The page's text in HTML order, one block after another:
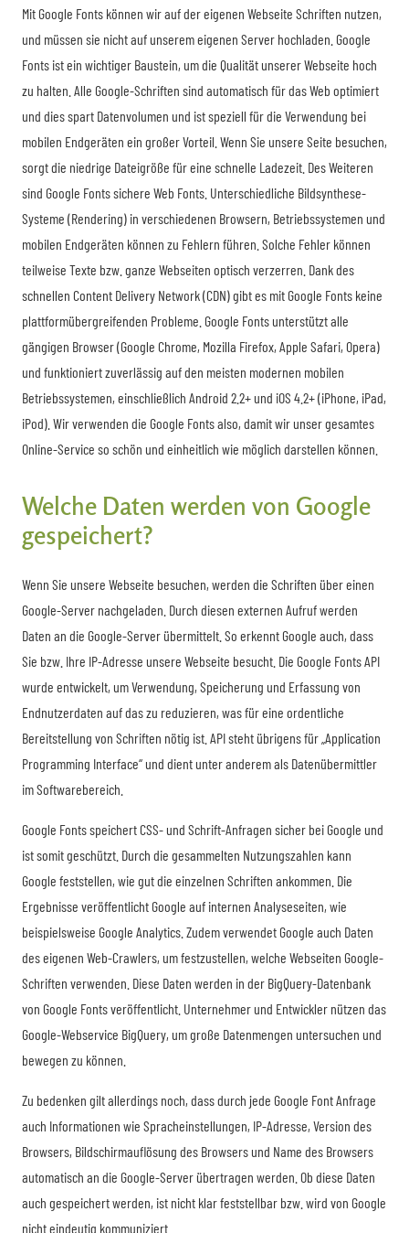
Mit Google Fonts können wir auf der eigenen Webseite Schriften nutzen,
und müssen sie nicht auf unserem eigenen Server hochladen. Google
Fonts ist ein wichtiger Baustein, um die Qualität unserer Webseite hoch
zu halten. Alle Google-Schriften sind automatisch für das Web optimiert
und dies spart Datenvolumen und ist speziell für die Verwendung bei
mobilen Endgeräten ein großer Vorteil. Wenn Sie unsere Seite besuchen,
sorgt die niedrige Dateigröße für eine schnelle Ladezeit. Des Weiteren
sind Google Fonts sichere Web Fonts. Unterschiedliche Bildsynthese-
Systeme (Rendering) in verschiedenen Browsern, Betriebssystemen und
mobilen Endgeräten können zu Fehlern führen. Solche Fehler können
teilweise Texte bzw. ganze Webseiten optisch verzerren. Dank des
schnellen Content Delivery Network (CDN) gibt es mit Google Fonts keine
plattformübergreifenden Probleme. Google Fonts unterstützt alle
gängigen Browser (Google Chrome, Mozilla Firefox, Apple Safari, Opera)
und funktioniert zuverlässig auf den meisten modernen mobilen
Betriebssystemen, einschließlich Android 2.2+ und iOS 4.2+ (iPhone, iPad,
iPod). Wir verwenden die Google Fonts also, damit wir unser gesamtes
Online-Service so schön und einheitlich wie möglich darstellen können.
Welche Daten werden von Google
gespeichert?
Wenn Sie unsere Webseite besuchen, werden die Schriften über einen
Google-Server nachgeladen. Durch diesen externen Aufruf werden
Daten an die Google-Server übermittelt. So erkennt Google auch, dass
Sie bzw. Ihre IP-Adresse unsere Webseite besucht. Die Google Fonts API
wurde entwickelt, um Verwendung, Speicherung und Erfassung von
Endnutzerdaten auf das zu reduzieren, was für eine ordentliche
Bereitstellung von Schriften nötig ist. API steht übrigens für „Application
Programming Interface“ und dient unter anderem als Datenübermittler
im Softwarebereich.
Google Fonts speichert CSS- und Schrift-Anfragen sicher bei Google und
ist somit geschützt. Durch die gesammelten Nutzungszahlen kann
Google feststellen, wie gut die einzelnen Schriften ankommen. Die
Ergebnisse veröffentlicht Google auf internen Analyseseiten, wie
beispielsweise Google Analytics. Zudem verwendet Google auch Daten
des eigenen Web-Crawlers, um festzustellen, welche Webseiten Google-
Schriften verwenden. Diese Daten werden in der BigQuery-Datenbank
von Google Fonts veröffentlicht. Unternehmer und Entwickler nützen das
Google-Webservice BigQuery, um große Datenmengen untersuchen und
bewegen zu können.
Zu bedenken gilt allerdings noch, dass durch jede Google Font Anfrage
auch Informationen wie Spracheinstellungen, IP-Adresse, Version des
Browsers, Bildschirmauflösung des Browsers und Name des Browsers
automatisch an die Google-Server übertragen werden. Ob diese Daten
auch gespeichert werden, ist nicht klar feststellbar bzw. wird von Google
nicht eindeutig kommuniziert.